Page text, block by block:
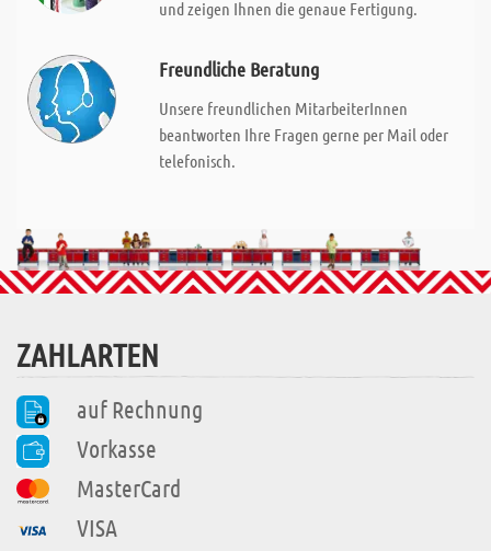
und zeigen Ihnen die genaue Fertigung.
Freundliche Beratung
Unsere freundlichen MitarbeiterInnen
beantworten Ihre Fragen gerne per Mail oder
telefonisch.
ZAHLARTEN
auf Rechnung
Vorkasse
MasterCard
VISA